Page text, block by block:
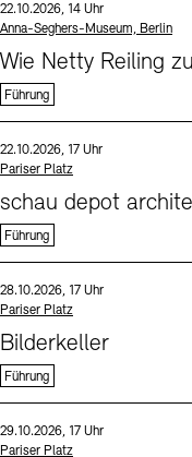
Datum und Uhrzeit:
22.10.2026, 14 Uhr
Standort
Anna-Seghers-Museum, Berlin
Wie Netty Reiling
Führung
Datum und Uhrzeit:
22.10.2026, 17 Uhr
Standort
Pariser Platz
schau depot
Führung
Datum und Uhrzeit:
28.10.2026, 17 Uhr
Standort
Pariser Platz
Bilderkeller
Führung
Datum und Uhrzeit:
29.10.2026, 17 Uhr
Standort
Pariser Platz